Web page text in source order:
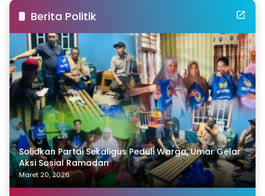
Berita Politik
Solidkan Partai Sekaligus Peduli Warga, Umar Gelar
Aksi Sosial Ramadan
Maret 20, 2026